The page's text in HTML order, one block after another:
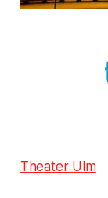
Theater Ulm